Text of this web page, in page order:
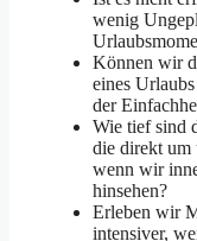
wenig
Können wir
eines
der
Wie tief sind
die direkt um
wenn wir
hinsehen?
Erleben wir
intensiver,